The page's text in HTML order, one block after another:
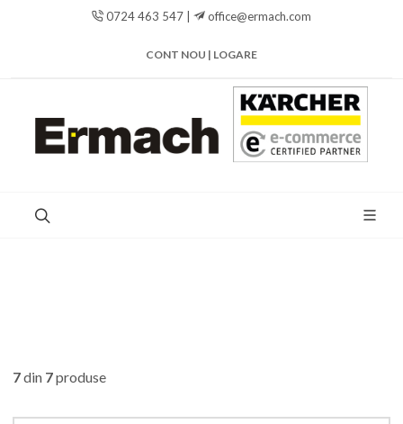
0724 463 547 | office@ermach.com
CONT NOU | LOGARE
7din 7produse